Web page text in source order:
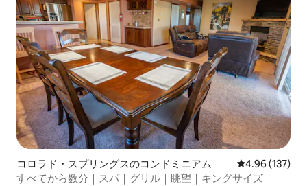
コロラド・スプリングスのコンドミニアム レビュー137
4.96 (137)
すべてから数分｜スパ｜グリル｜眺望｜キングサイズ